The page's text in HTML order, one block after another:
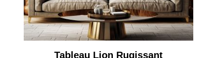
Tableau Lion Rugissant